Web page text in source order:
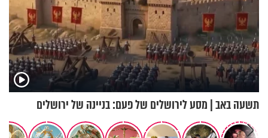
תשעה באב | מסע לירושלים של פעם: בניינה של ירושלים